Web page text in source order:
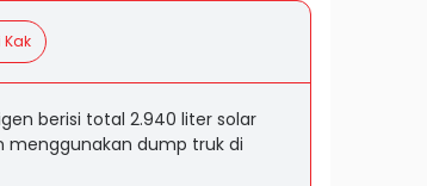
Kak
berisi total 2.940 liter solar
menggunakan dump truk di